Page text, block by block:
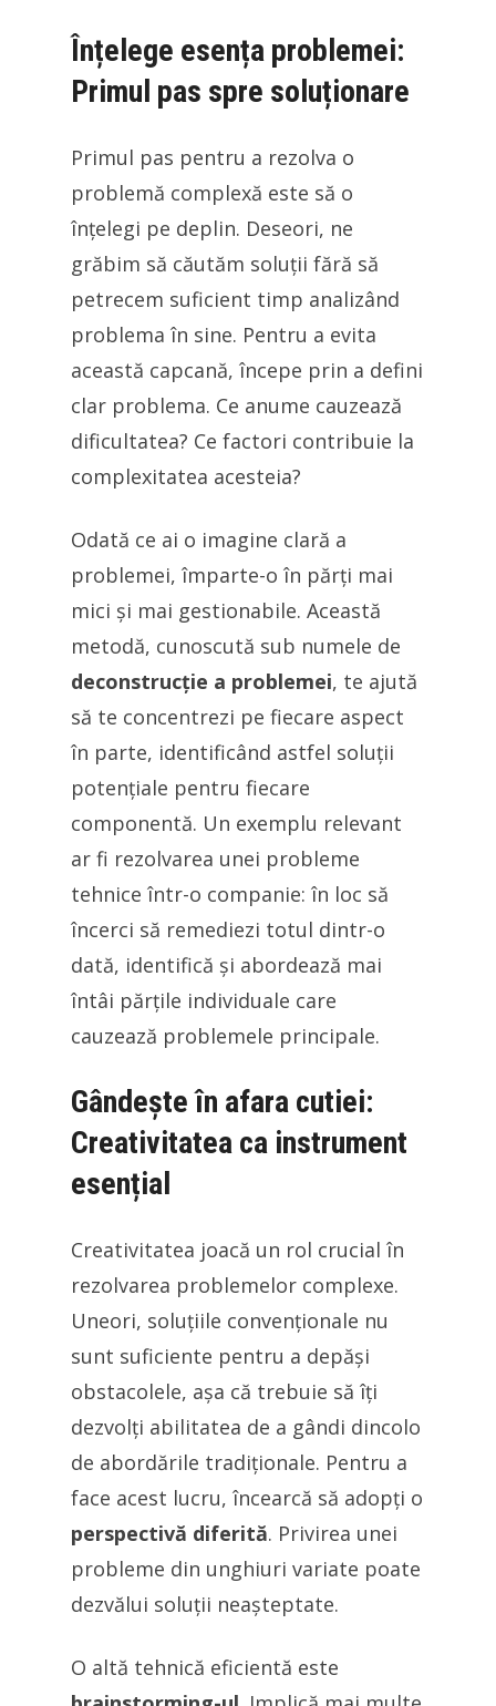
Înțelege esența problemei:
Primul pas spre soluționare
Primul pas pentru a rezolva o
problemă complexă este să o
înțelegi pe deplin. Deseori, ne
grăbim să căutăm soluții fără să
petrecem suficient timp analizând
problema în sine. Pentru a evita
această capcană, începe prin a defini
clar problema. Ce anume cauzează
dificultatea? Ce factori contribuie la
complexitatea acesteia?
Odată ce ai o imagine clară a
problemei, împarte-o în părți mai
mici și mai gestionabile. Această
metodă, cunoscută sub numele de
deconstrucție a problemei, te ajută
să te concentrezi pe fiecare aspect
în parte, identificând astfel soluții
potențiale pentru fiecare
componentă. Un exemplu relevant
ar fi rezolvarea unei probleme
tehnice într-o companie: în loc să
încerci să remediezi totul dintr-o
dată, identifică și abordează mai
întâi părțile individuale care
cauzează problemele principale.
Gândește în afara cutiei:
Creativitatea ca instrument
esențial
Creativitatea joacă un rol crucial în
rezolvarea problemelor complexe.
Uneori, soluțiile convenționale nu
sunt suficiente pentru a depăși
obstacolele, așa că trebuie să îți
dezvolți abilitatea de a gândi dincolo
de abordările tradiționale. Pentru a
face acest lucru, încearcă să adopți o
perspectivă diferită. Privirea unei
probleme din unghiuri variate poate
dezvălui soluții neașteptate.
O altă tehnică eficientă este